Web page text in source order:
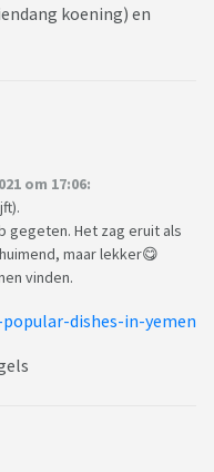
koening) en
om 17:06:
gegeten. Het zag eruit als
maar lekker😋
vinden.
dishes-in-yemen